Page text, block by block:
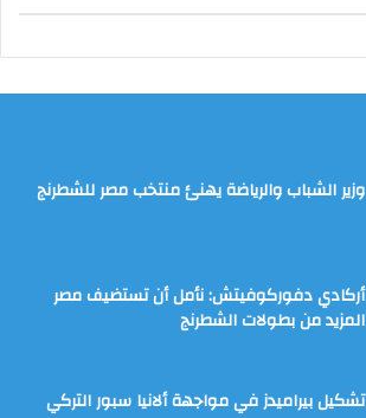
وزير الشباب والرياضة يهنئ منتخب مصر للشطرنج
أركادي دفوركوفيتش: نأمل أن تستضيف مصر
المزيد من بطولات الشطرنج
تشكيل بيراميدز في مواجهة ألانيا سبور التركي